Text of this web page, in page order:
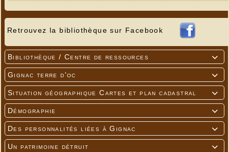
Retrouvez la bibliothèque sur Facebook

Bibliothèque / Centre de ressources

Gignac terre d'oc

Situation géographique Cartes et plan cadastral

Démographie

Des personnalités liées à Gignac

Un patrimoine détruit
en imaginant, si vous
ne l’avez pas visité, son désolé royaume. […]
Mangez-la seule, embaumée, grenue. Sa souveraine
saveur dédaigne les complications et les
complicités. […] Servez-vous sans parcimonie, la
truffe est apéritive, digestive".